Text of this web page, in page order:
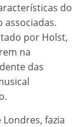
do
por Holst,
na
das
fazia